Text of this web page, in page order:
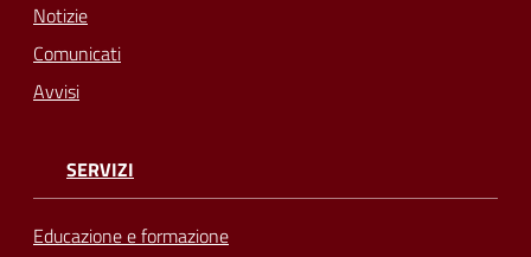
Notizie
Comunicati
Avvisi
SERVIZI
Educazione e formazione